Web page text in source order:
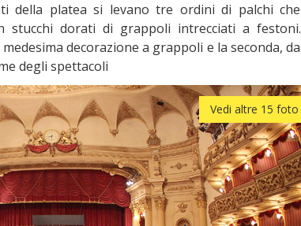
della platea si levano tre ordini di palchi che
stucchi dorati di grappoli intrecciati a festoni.
decorazione a grappoli e la seconda, da
degli spettacoli
Vedi altre 15 foto